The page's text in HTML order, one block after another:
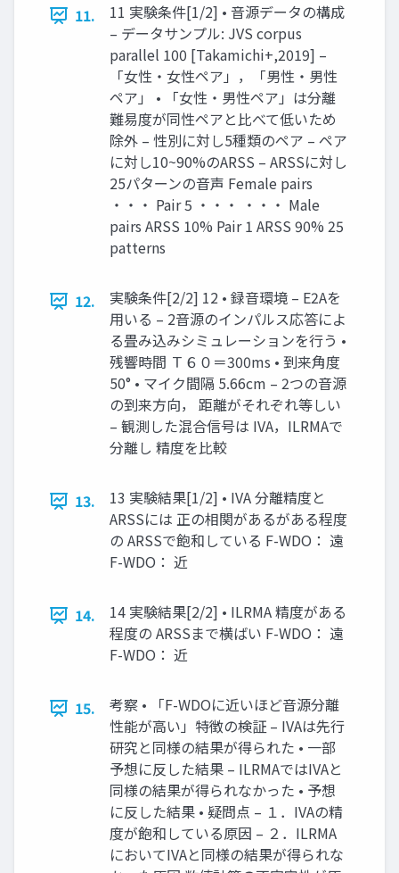
11.
11 実験条件[1/2] • 音源データの構成
– データサンプル: JVS corpus
parallel 100 [Takamichi+,2019] –
「女性・女性ペア」，「男性・男性
ペア」 • 「女性・男性ペア」は分離
難易度が同性ペアと比べて低いため
除外 – 性別に対し5種類のペア – ペア
に対し10~90%のARSS – ARSSに対し
25パターンの音声 Female pairs
・・・ Pair 5 ・・・ ・・・ Male
pairs ARSS 10% Pair 1 ARSS 90% 25
patterns
12.
実験条件[2/2] 12 • 録音環境 – E2Aを
用いる – 2音源のインパルス応答によ
る畳み込みシミュレーションを行う •
残響時間 Ｔ６０＝300ms • 到来角度
50° • マイク間隔 5.66cm – 2つの音源
の到来方向， 距離がそれぞれ等しい
– 観測した混合信号は IVA，ILRMAで
分離し 精度を比較
13.
13 実験結果[1/2] • IVA 分離精度と
ARSSには 正の相関があるがある程度
の ARSSで飽和している F-WDO： 遠
F-WDO： 近
14.
14 実験結果[2/2] • ILRMA 精度がある
程度の ARSSまで横ばい F-WDO： 遠
F-WDO： 近
15.
考察 • 「F-WDOに近いほど音源分離
性能が高い」特徴の検証 – IVAは先行
研究と同様の結果が得られた • 一部
予想に反した結果 – ILRMAではIVAと
同様の結果が得られなかった • 予想
に反した結果 • 疑問点 – １．IVAの精
度が飽和している原因 – ２．ILRMA
においてIVAと同様の結果が得られな